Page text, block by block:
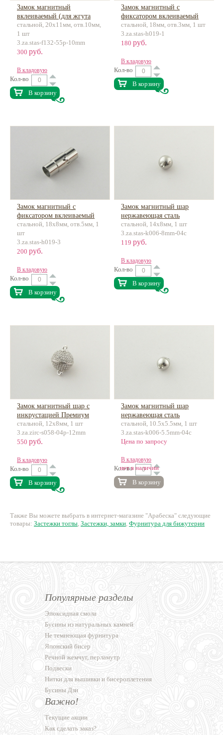
Замок магнитный
вклеиваемый (для жгута
10мм) нержавеющая сталь
стальной, 20х11мм, отв.10мм,
1 шт
3.za.stas-f132-55p-10mm
300 руб.
В кладовую
Кол-во
В корзину
Замок магнитный с
фиксатором вклеиваемый
для 3мм нержавеющая сталь
стальной, 18мм, отв.3мм, 1 шт
3.za.stas-h019-1
180 руб.
В кладовую
Кол-во
В корзину
Замок магнитный с
фиксатором вклеиваемый
для 5мм нержавеющая сталь
стальной, 18х8мм, отв.5мм, 1
шт
3.za.stas-h019-3
200 руб.
В кладовую
Кол-во
В корзину
Замок магнитный шар
нержавеющая сталь
стальной, 14х8мм, 1 шт
3.za.stas-k006-8mm-04c
119 руб.
В кладовую
Кол-во
В корзину
Замок магнитный шар с
инкрустацией Премиум
латунь
стальной, 12х8мм, 1 шт
3.za.zirc-s058-04p-12mm
550 руб.
В кладовую
Кол-во
В корзину
Замок магнитный шар
нержавеющая сталь
стальной, 10.5х5.5мм, 1 шт
3.za.stas-k006-5.5mm-04c
Цена по запросу
В кладовую
Кол-во
нет в наличии
В корзину
Также Вы можете выбрать в интернет-магазине "Арабеска" следующие
товары: Застежки тоглы, Застежки, замки, Фурнитура для бижутерии
Популярные разделы
Эпоксидная смола
Бусины из натуральных камней
Не темнеющая фурнитура
Японский бисер
Речной жемчуг, перламутр
Подвески
Нитки для вышивки и бисероплетения
Бусины Дзи
Важно!
Текущие акции
Как сделать заказ?